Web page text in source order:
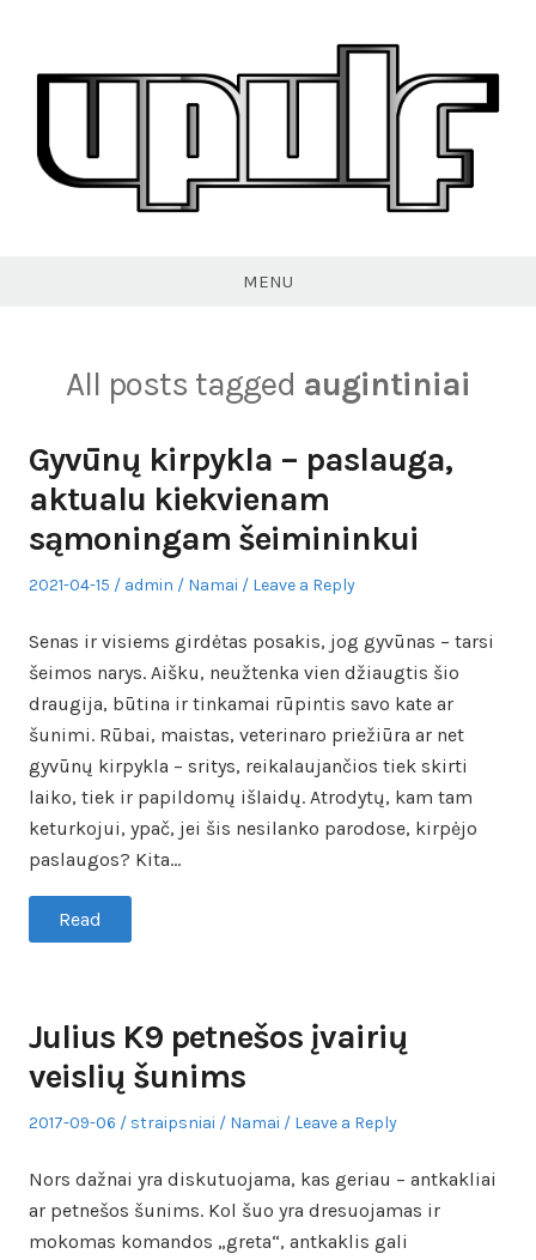
content
MENU
All posts tagged augintiniai
Gyvūnų kirpykla – paslauga,
aktualu kiekvienam
sąmoningam šeimininkui
Posted
2021-04-15 Author
admin
Posted
Namai Leave a Reply
Senas ir visiems girdėtas posakis, jog gyvūnas – tarsi
šeimos narys. Aišku, neužtenka vien džiaugtis šio
draugija, būtina ir tinkamai rūpintis savo kate ar
šunimi. Rūbai, maistas, veterinaro priežiūra ar net
gyvūnų kirpykla – sritys, reikalaujančios tiek skirti
laiko, tiek ir papildomų išlaidų. Atrodytų, kam tam
keturkojui, ypač, jei šis nesilanko parodose, kirpėjo
paslaugos? Kita…
Read
Julius K9 petnešos įvairių
veislių šunims
Posted
2017-09-06 Author
straipsniai
Posted
Namai Leave a Reply
Nors dažnai yra diskutuojama, kas geriau – antkakliai
ar petnešos šunims. Kol šuo yra dresuojamas ir
mokomas komandos „greta“, antkaklis gali